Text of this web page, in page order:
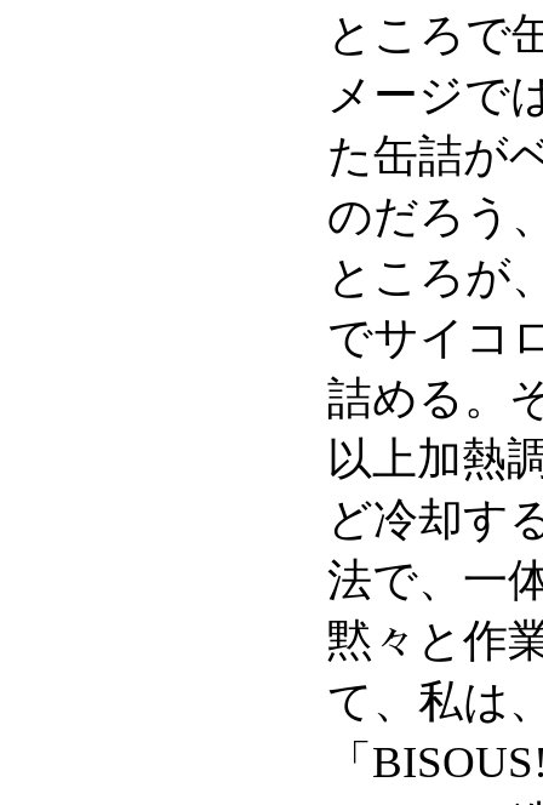
ところで
メージで
た缶詰が
のだろう
ところが
でサイコ
詰める。
以上加熱
ど冷却す
法で、一
黙々と作
て、私は
「